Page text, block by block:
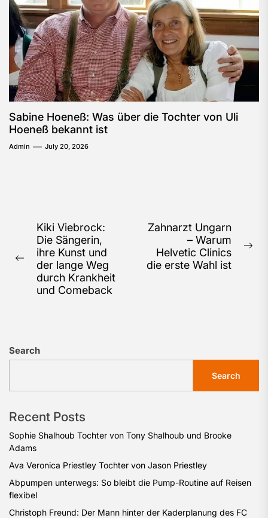
Sabine Hoeneß: Was über die Tochter von Uli
Hoeneß bekannt ist
Admin July 20, 2026
Post
navigation
Previous
post:
Kiki Viebrock:
Die Sängerin,
ihre Kunst und
der lange Weg
durch Krankheit
und Comeback
Zahnarzt Ungarn
– Warum
Helvetic Clinics
die erste Wahl ist
Search
Search
Recent Posts
Sophie Shalhoub Tochter von Tony Shalhoub und Brooke
Adams
Ava Veronica Priestley Tochter von Jason Priestley
Abpumpen unterwegs: So bleibt die Pump-Routine auf Reisen
flexibel
Christoph Freund: Der Mann hinter der Kaderplanung des FC